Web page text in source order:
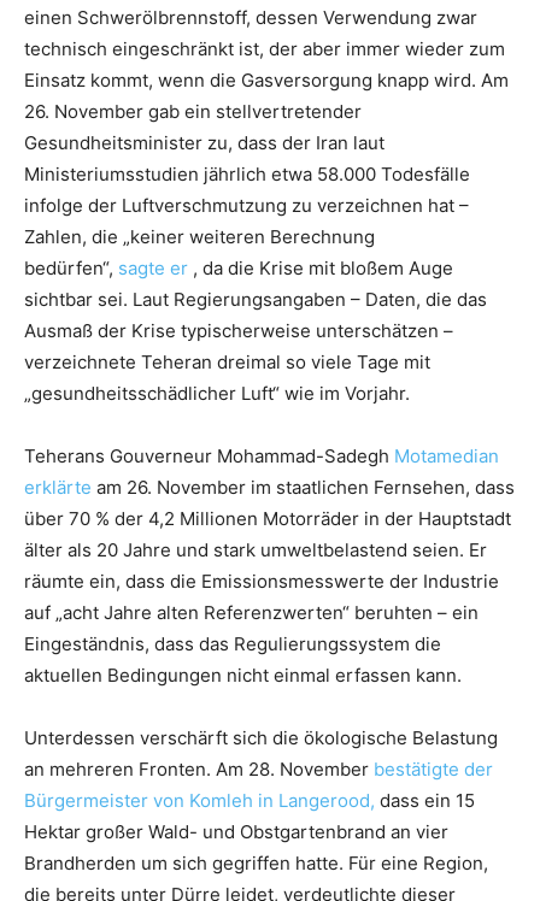
einen Schwerölbrennstoff, dessen Verwendung zwar
technisch eingeschränkt ist, der aber immer wieder zum
Einsatz kommt, wenn die Gasversorgung knapp wird. Am
26. November gab ein stellvertretender
Gesundheitsminister zu, dass der Iran laut
Ministeriumsstudien jährlich etwa 58.000 Todesfälle
infolge der Luftverschmutzung zu verzeichnen hat –
Zahlen, die „keiner weiteren Berechnung
bedürfen“, sagte er , da die Krise mit bloßem Auge
sichtbar sei. Laut Regierungsangaben – Daten, die das
Ausmaß der Krise typischerweise unterschätzen –
verzeichnete Teheran dreimal so viele Tage mit
„gesundheitsschädlicher Luft“ wie im Vorjahr.
Teherans Gouverneur Mohammad-Sadegh Motamedian
erklärte am 26. November im staatlichen Fernsehen, dass
über 70 % der 4,2 Millionen Motorräder in der Hauptstadt
älter als 20 Jahre und stark umweltbelastend seien. Er
räumte ein, dass die Emissionsmesswerte der Industrie
auf „acht Jahre alten Referenzwerten“ beruhten – ein
Eingeständnis, dass das Regulierungssystem die
aktuellen Bedingungen nicht einmal erfassen kann.
Unterdessen verschärft sich die ökologische Belastung
an mehreren Fronten. Am 28. November bestätigte der
Bürgermeister von Komleh in Langerood, dass ein 15
Hektar großer Wald- und Obstgartenbrand an vier
Brandherden um sich gegriffen hatte. Für eine Region,
die bereits unter Dürre leidet, verdeutlichte dieser